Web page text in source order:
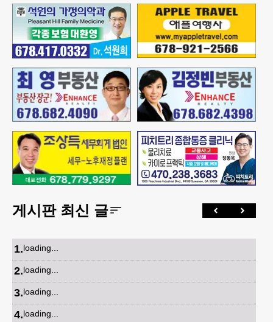
게시판 최신 글
1.loading...
2.loading...
3.loading...
4.loading...